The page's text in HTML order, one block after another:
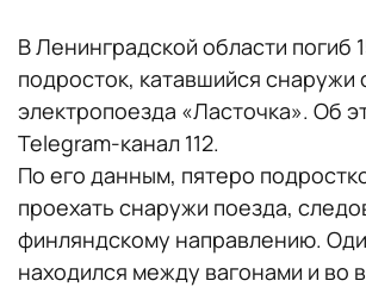
В Ленинградской области погиб
подросток, катавшийся снаружи
электропоезда «Ласточка». Об
Telegram-канал 112.
По его данным, пятеро
проехать снаружи поезда,
финляндскому направлению.
находился между вагонами и во